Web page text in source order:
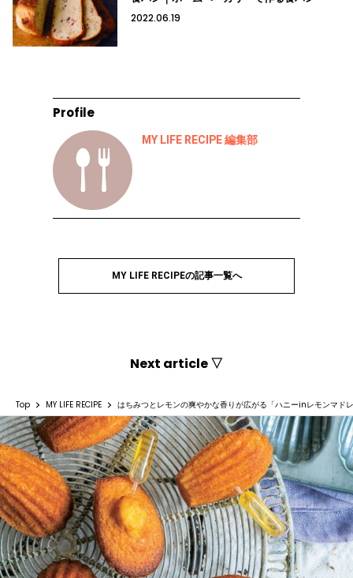
2022.06.19
Profile
MY LIFE RECIPE 編集部
MY LIFE RECIPEの記事一覧へ
Next article ▽
Top MY LIFE RECIPE はちみつとレモンの爽やかな香りが広がる「ハニーinレモンマド